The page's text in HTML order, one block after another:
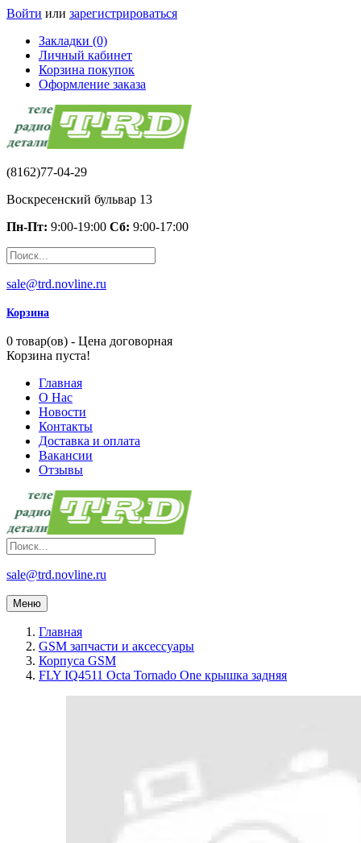
Войти или зарегистрироваться
Закладки (0)
Личный кабинет
Корзина покупок
Оформление заказа
(8162)77-04-29
Воскресенский бульвар 13
Пн-Пт: 9:00-19:00 Сб: 9:00-17:00
sale@trd.novline.ru
Корзина
0 товар(ов) - Цена договорная
Корзина пуста!
Главная
О Нас
Новости
Контакты
Доставка и оплата
Вакансии
Отзывы
sale@trd.novline.ru
Меню
Главная
GSM запчасти и аксессуары
Корпуса GSM
FLY IQ4511 Octa Tornado One крышка задняя